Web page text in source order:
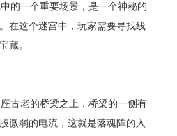
的一个重要场景，是一个神秘的
在这个迷宫中，玩家需要寻找线
藏。
古老的桥梁之上，桥梁的一侧有
微弱的电流，这就是落魂阵的入